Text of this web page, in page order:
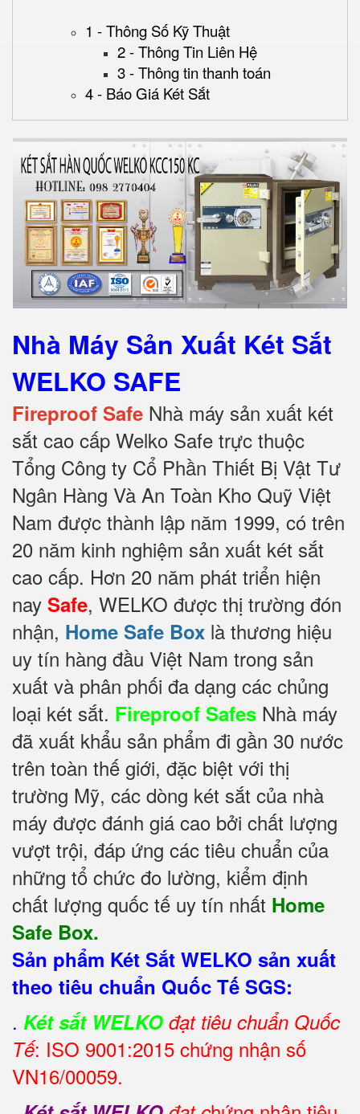
1 - Thông Số Kỹ Thuật
2 - Thông Tin Liên Hệ
3 - Thông tin thanh toán
4 - Báo Giá Két Sắt
Nhà Máy Sản Xuất Két Sắt
WELKO SAFE
Fireproof Safe Nhà máy sản xuất két
sắt cao cấp Welko Safe trực thuộc
Tổng Công ty Cổ Phần Thiết Bị Vật Tư
Ngân Hàng Và An Toàn Kho Quỹ Việt
Nam được thành lập năm 1999, có trên
20 năm kinh nghiệm sản xuất két sắt
cao cấp. Hơn 20 năm phát triển hiện
nay Safe, WELKO được thị trường đón
nhận, Home Safe Box là thương hiệu
uy tín hàng đầu Việt Nam trong sản
xuất và phân phối đa dạng các chủng
loại két sắt. Fireproof Safes Nhà máy
đã xuất khẩu sản phẩm đi gần 30 nước
trên toàn thế giới, đặc biệt với thị
trường Mỹ, các dòng két sắt của nhà
máy được đánh giá cao bởi chất lượng
vượt trội, đáp ứng các tiêu chuẩn của
những tổ chức đo lường, kiểm định
chất lượng quốc tế uy tín nhất Home
Safe Box.
Sản phẩm Két Sắt WELKO sản xuất
theo tiêu chuẩn Quốc Tế SGS:
. Két sắt WELKO đạt tiêu chuẩn Quốc
Tế: ISO 9001:2015 chứng nhận số
VN16/00059.